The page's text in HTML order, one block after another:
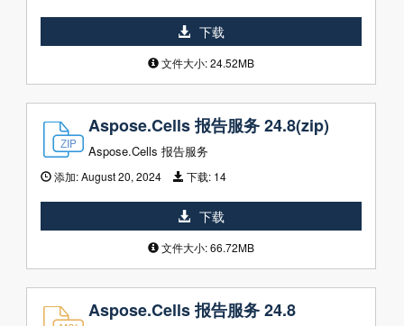
下载
文件大小: 24.52MB
Aspose.Cells 报告服务 24.8(zip)
Aspose.Cells 报告服务
添加:August 20, 2024 下载: 14
下载
文件大小: 66.72MB
Aspose.Cells 报告服务 24.8